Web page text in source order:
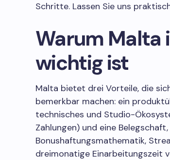
Schritte. Lassen Sie uns
Warum Malta
wichtig ist
Malta bietet drei Vorteile, die
bemerkbar machen: ein
technisches und Studio-
Zahlungen) und eine
Bonushaftungsmathematik,
dreimonatige Einarbeitungszeit